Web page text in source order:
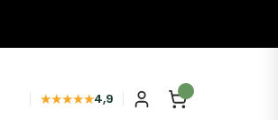
★★★★★4,9